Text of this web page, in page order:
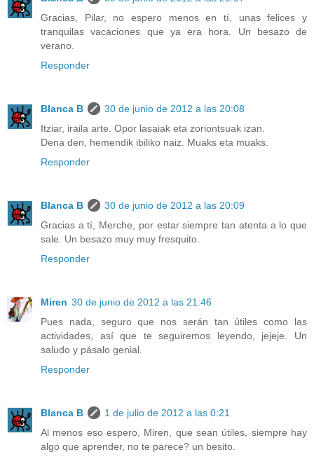
Gracias, Pilar, no espero menos en tí, unas felices y
tranquilas vacaciones que ya era hora. Un besazo de
verano.
Responder
Blanca B
30 de junio de 2012 a las 20:08
Itziar, iraila arte. Opor lasaiak eta zoriontsuak izan.
Dena den, hemendik ibiliko naiz. Muaks eta muaks.
Responder
Blanca B
30 de junio de 2012 a las 20:09
Gracias a tí, Merche, por estar siempre tan atenta a lo que
sale. Un besazo muy muy fresquito.
Responder
Miren 30 de junio de 2012 a las 21:46
Pues nada, seguro que nos serán tan útiles como las
actividades, así que te seguiremos leyendo, jejeje. Un
saludo y pásalo genial.
Responder
Blanca B
1 de julio de 2012 a las 0:21
Al menos eso espero, Miren, que sean útiles, siempre hay
algo que aprender, no te parece? un besito.